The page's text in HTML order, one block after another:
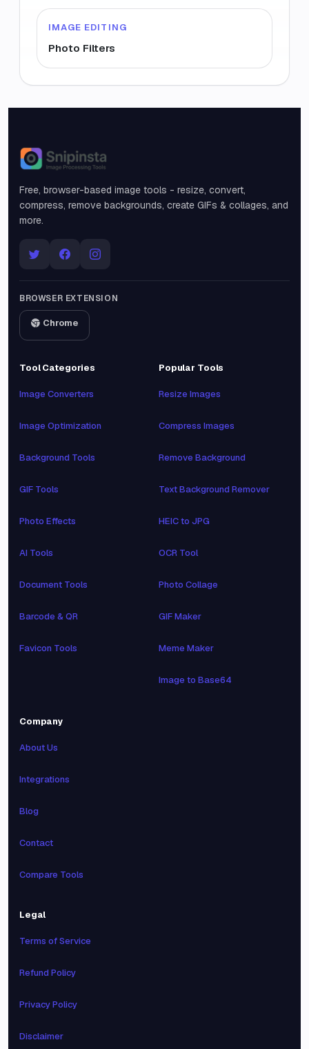
IMAGE EDITING
Photo Filters
Snipinsta
Free, browser-based image tools - resize, convert,
compress, remove backgrounds, create GIFs & collages, and
more.
BROWSER EXTENSION
Chrome
Tool Categories
Image Converters
Image Optimization
Background Tools
GIF Tools
Photo Effects
AI Tools
Document Tools
Barcode & QR
Favicon Tools
Popular Tools
Resize Images
Compress Images
Remove Background
Text Background Remover
HEIC to JPG
OCR Tool
Photo Collage
GIF Maker
Meme Maker
Image to Base64
Company
About Us
Integrations
Blog
Contact
Compare Tools
Legal
Terms of Service
Refund Policy
Privacy Policy
Disclaimer